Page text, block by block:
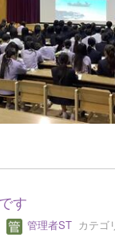
す
管理者ST カテゴ